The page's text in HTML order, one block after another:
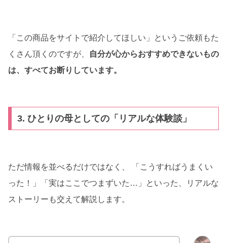
「この商品をサイトで紹介してほしい」というご依頼もた
くさん頂くのですが、
自分が心からおすすめできないもの
は、すべてお断りしています。
3. ひとりの母としての「リアルな体験談」
ただ情報を並べるだけではなく、 「こうすればうまくい
った！」「実はここでつまずいた…」といった、リアルな
ストーリーも交えて解説します。